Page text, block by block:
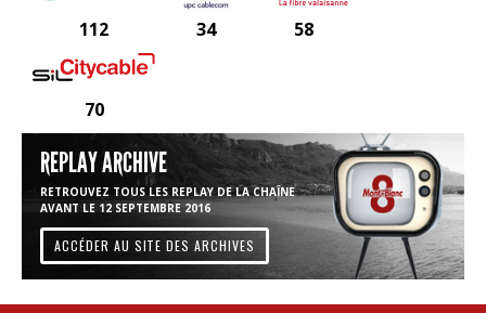
112 34 58
70
REPLAY ARCHIVE
RETROUVEZ TOUS LES REPLAY DE LA CHAÎNE
AVANT LE 12 SEPTEMBRE 2016
ACCÉDER AU SITE DES ARCHIVES